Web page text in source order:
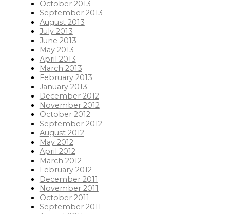
October 2013
September 2013
August 2013
July 2013
June 2013
May 2013
April 2013
March 2013
February 2013
January 2013
December 2012
November 2012
October 2012
September 2012
August 2012
May 2012
April 2012
March 2012
February 2012
December 2011
November 2011
October 2011
September 2011